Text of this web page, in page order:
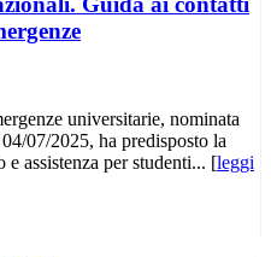
universitarie, nominata
07/2025, ha predisposto la
assistenza per studenti... [leggi